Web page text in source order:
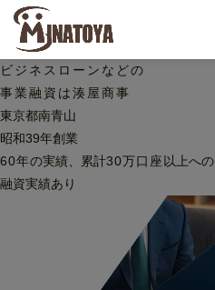
ビジネスローンなどの
事業融資は湊屋商事
東京都南青山
昭和39年創業
60年の実績、累計30万口座 以上への
融資実績あり